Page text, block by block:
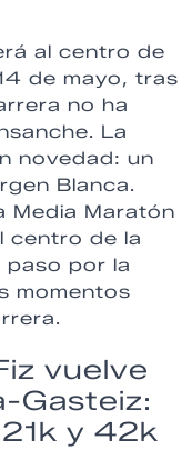
al centro de
de mayo, tras
no ha
La
novedad: un
Blanca.
Media Maratón
centro de la
paso por la
momentos
vuelve
Gasteiz:
y 42k